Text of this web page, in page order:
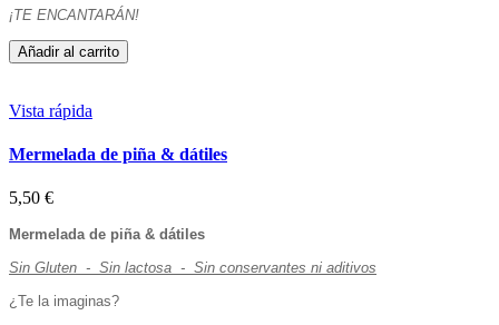
¡TE ENCANTARÁN!
Añadir al carrito
Vista rápida
Mermelada de piña & dátiles
5,50 €
Mermelada de piña & dátiles
Sin Gluten - Sin lactosa - Sin conservantes ni aditivos
¿Te la imaginas?